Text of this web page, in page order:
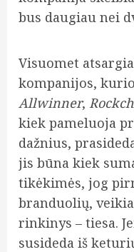
bus daugiau nei
Visuomet
kompanijos,
Allwinner,
kiek pameluoja
dažnius,
jis būna kiek
tikėkimės, jog
branduolių,
rinkinys – tiesa.
susideda iš